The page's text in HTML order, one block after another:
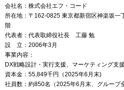
会社名：株式会社エフ・コード
所在地：〒162-0825 東京都新宿区神楽坂
階
代表者：代表取締役社長 工藤 勉
設 立：2006年3月
事業内容：
DX戦略設計・実行支援、マーケティング支
資本金：55,849千円（2025年6月末)
社員数：約850名（2025年6月末、グループ